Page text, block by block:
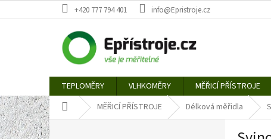
na
+420 777 794 401 info@Epristroje.cz
TEPLOMĚRY VLHKOMĚRY MĚŘICÍ PŘÍSTROJE
Domů MĚŘICÍ PŘÍSTROJE Délková měřidla
P